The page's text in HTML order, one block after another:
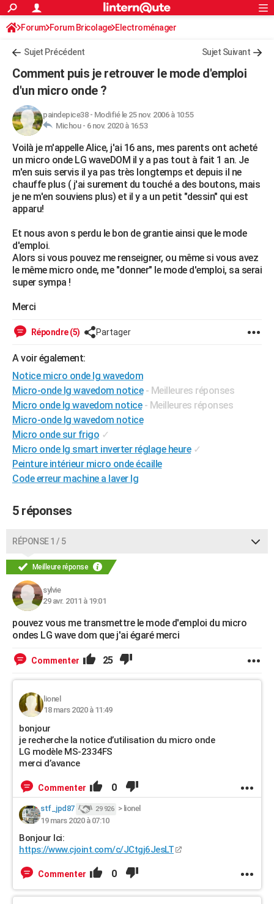
ACTUALITÉS
Politique
Société
Faits Divers
Education
Monde
Villes
+
Programme TV
TNTStreaming
Cinéma
Sorties cinéma
Musique
FINANCE
Retraite
Impôts
Epargne
Immobilier
Risques naturels par ville
Banque
Assurance
Crédit
AUTO
Essais
Réserver un essai
Citadines
Berlines
SUV
Forum auto
HIGH-TECH
Mobiles
Meilleur smartphone
Internet
Ordinateurs
Jeux vidéo
Guide high-tech
+BRICOLAGE
Forum
Aménagement intérieur
Extérieur
Cuisine
Salle de bains
Jardinage
Rangement
WEEK-END
Guides de France
Escapades
Patrimoine
Expositions
Musées
Week-end nature
+LIFESTYLE
Art de vivre
Bien-être
Loisirs
Mode
Modes de vie
SANTE
Alimentation
Guide de la santé
Maladies
Médicaments
Sommeil
VOYAGE
Destinations
City break
Voyage nature
Voyage de noces
Forum
Climat
+PHOTO
BONS PLANS
CARTE DE VOEUX
Carte de Noël
Carte Bonne année
Carte Saint-Valentin
Carte Pâques
Carte d'anniversaire
DICTIONNAIRE
Dictionnaire
Biographies
Citations
Expressions
Proverbes
PROGRAMME TV
COPAINS D'AVANT
S'inscrire
Se connecter
Lycées
Collèges
Primaires
Universités
Entreprises
Service militaire
Avis de recherche
AVIS DE DÉCÈS
Bricolage
Lifestyle
Culture
Sport
Auto
Television
Voyage
Cinema
S'inscrire
Connexion
Forum Forum Bricolage Electroménager
Sujet Précédent Sujet Suivant
Comment puis je retrouver le mode d'emploi
d'un micro onde ?
paindepice38- Modifié le 25 nov. 2006 à 10:55
Michou - 6 nov. 2020 à 16:53
Voilà je m'appelle Alice, j'ai 16 ans, mes parents ont acheté
un micro onde LG waveDOM il y a pas tout à fait 1 an. Je
m'en suis servis il ya pas très longtemps et depuis il ne
chauffe plus ( j'ai surement du touché a des boutons, mais
je ne m'en souviens plus) et il y a un petit "dessin" qui est
apparu!
Et nous avon s perdu le bon de grantie ainsi que le mode
d'emploi.
Alors si vous pouvez me renseigner, ou même si vous avez
le même micro onde, me "donner" le mode d'emploi, sa serai
super sympa !
Merci
Répondre (5) Partager
A voir également:
Notice micro onde lg wavedom
Micro-onde lg wavedom notice - Meilleures réponses
Micro onde lg wavedom notice - Meilleures réponses
Micro-onde lg wavedom notice
Micro onde sur frigo ✓
Micro onde lg smart inverter réglage heure ✓
Peinture intérieur micro onde écaille
Code erreur machine a laver lg
5 réponses
RÉPONSE 1 / 5
Meilleure réponse
sylvie
29 avr. 2011 à 19:01
pouvez vous me transmettre le mode d'emploi du micro
ondes LG wave dom que j'ai égaré merci
Commenter 25
lionel
18 mars 2020 à 11:49
bonjour
je recherche la notice d’utilisation du micro onde
LG modèle MS-2334FS
merci d’avance
Commenter 0
stf_jpd87 29 926 > lionel
19 mars 2020 à 07:10
Bonjour Ici:
https://www.cjoint.com/c/JCtgj6JesLT
Commenter 0